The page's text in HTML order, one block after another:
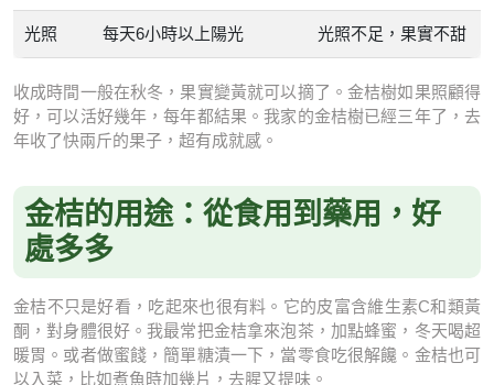
光照 每天6小時以上陽光 光照不足，果實不甜
收成時間一般在秋冬，果實變黃就可以摘了。金桔樹如果照顧得
好，可以活好幾年，每年都結果。我家的金桔樹已經三年了，去
年收了快兩斤的果子，超有成就感。
金桔的用途：從食用到藥用，好
處多多
金桔不只是好看，吃起來也很有料。它的皮富含維生素C和類黃
酮，對身體很好。我最常把金桔拿來泡茶，加點蜂蜜，冬天喝超
暖胃。或者做蜜餞，簡單糖漬一下，當零食吃很解饞。金桔也可
以入菜，比如煮魚時加幾片，去腥又提味。